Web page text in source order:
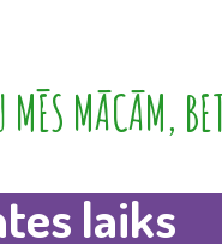
MĀCĀM,
laiks